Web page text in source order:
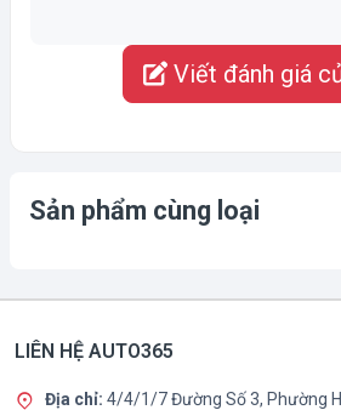
Viết đánh giá
Sản phẩm cùng loại
LIÊN HỆ AUTO365
Địa chỉ: 4/4/1/7 Đường Số 3, Phường